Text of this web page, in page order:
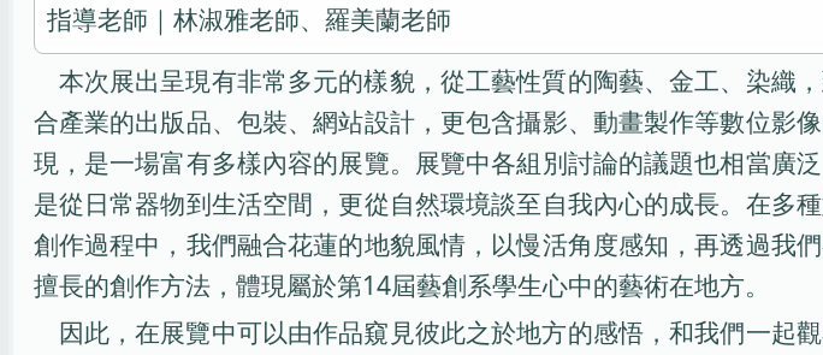
指導老師｜林淑雅老師、羅美蘭老師
本次展出呈現有非常多元的樣貌，從工藝性質的陶藝、金工、染織
合產業的出版品、包裝、網站設計，更包含攝影、動畫製作等數位影
現，是一場富有多樣內容的展覽。展覽中各組別討論的議題也相當廣
是從日常器物到生活空間，更從自然環境談至自我內心的成長。在多
創作過程中，我們融合花蓮的地貌風情，以慢活角度感知，再透過我
擅長的創作方法，體現屬於第14屆藝創系學生心中的藝術在地方。
因此，在展覽中可以由作品窺見彼此之於地方的感悟，和我們一起觀